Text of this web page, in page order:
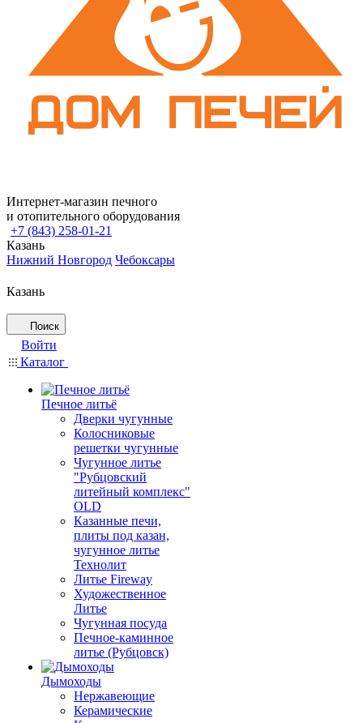
Интернет-магазин печного
и отопительного оборудования
+7 (843) 258-01-21
Казань
Нижний Новгород Чебоксары
Казань
Поиск
Войти
Каталог
Печное литьё
Дверки чугунные
Колосниковые
решетки чугунные
Чугунное литье
"Рубцовский
литейный комплекс"
OLD
Казанные печи,
плиты под казан,
чугунное литье
Технолит
Литье Fireway
Художественное
Литье
Чугунная посуда
Печное-каминное
литье (Рубцовск)
Дымоходы
Нержавеющие
Керамические